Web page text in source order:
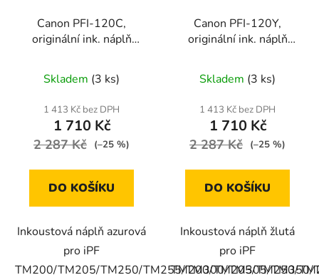
Canon PFI-120C,
originální ink. náplň
Skladem (3 ks)
1 413 Kč bez DPH
1 710 Kč
2 287 Kč (–25 %)
DO KOŠÍKU
Inkoustová náplň azurová
pro iPF
TM200/TM205/TM250/TM255/TM300/TM305/TM350/
Canon PFI-120Y,
originální ink. náplň
Skladem (3 ks)
1 413 Kč bez DPH
1 710 Kč
2 287 Kč (–25 %)
DO KOŠÍKU
Inkoustová náplň žlutá
pro iPF
TM200/TM205/TM250/